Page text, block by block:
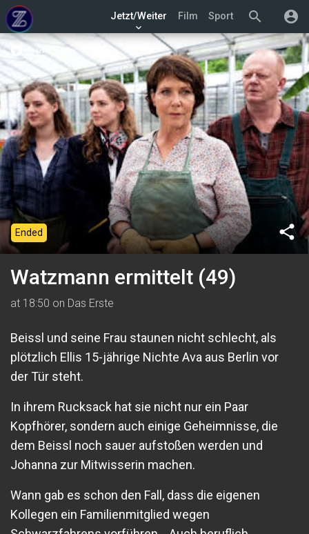
search account_circle
Jetzt/Weiter
keyboard_arrow_down
Film Sport
share
Ended
Watzmann ermittelt (49)
at 18:50 on Das Erste
Beissl und seine Frau staunen nicht schlecht, als
plötzlich Ellis 15-jährige Nichte Ava aus Berlin vor
der Tür steht.
In ihrem Rucksack hat sie nicht nur ein Paar
Kopfhörer, sondern auch einige Geheimnisse, die
dem Beissl noch sauer aufstoßen werden und
Johanna zur Mitwisserin machen.
Wann gab es schon den Fall, dass die eigenen
Kollegen ein Familienmitglied wegen